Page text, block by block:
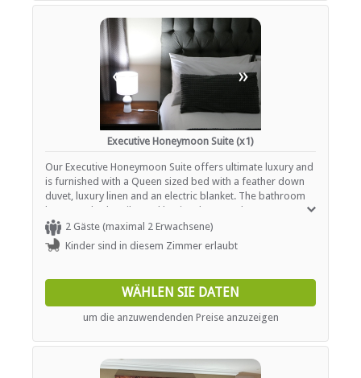
« »
Executive Honeymoon Suite (x1)
Our Executive Honeymoon Suite offers ultimate luxury and
is furnished with a Queen sized bed with a feather down
duvet, luxury linen and an electric blanket. The bathroom
has a spa bath, toilet and basin. The room has a wrap
around private veranda and is equipped with a coffee
station, bar fridge, flat screen TV, Wi-Fi and DStv hotel
bouquet.
2 Gäste (maximal 2 Erwachsene)
Kinder sind in diesem Zimmer erlaubt
WÄHLEN SIE DATEN
um die anzuwendenden Preise anzuzeigen